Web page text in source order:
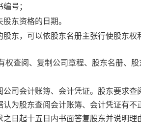
号；
股东资格的日期。
股东，可以依股东名册主张行使股东权
权查阅、复制公司章程、股东名册、
公司会计账簿、会计凭证。股东要求
认为股东查阅会计账簿、会计凭证有
之日起十五日内书面答复股东并说明